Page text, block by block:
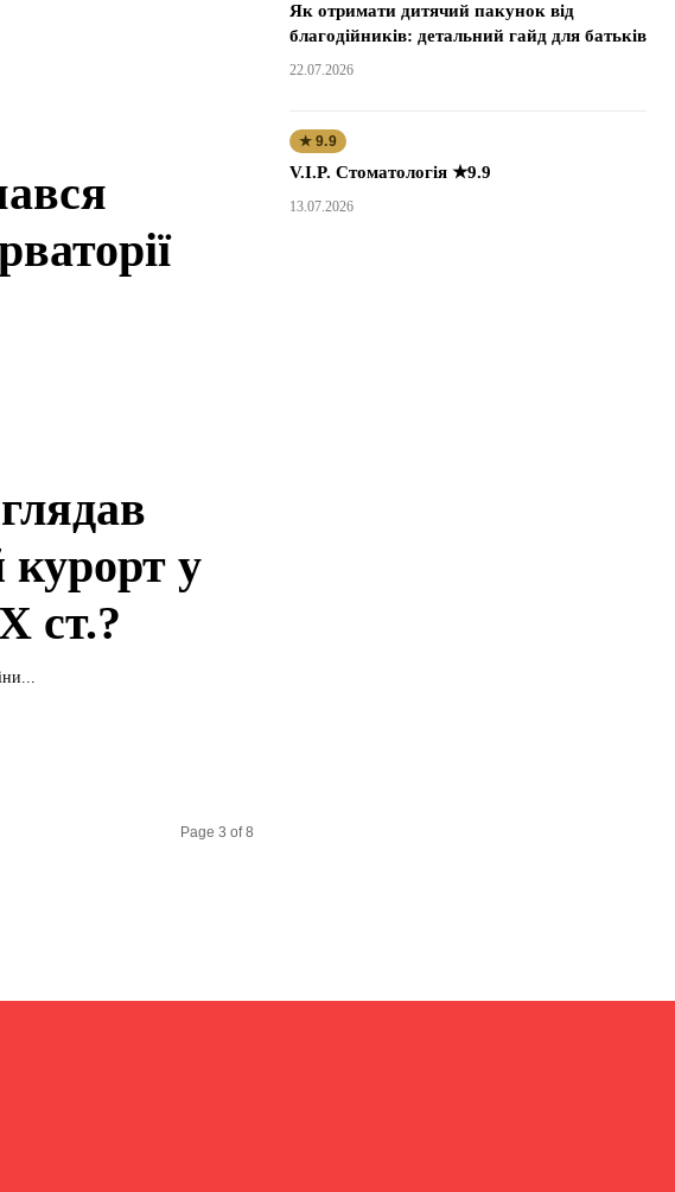
у
ст.?
Page 3 of 8
Як отримати дитячий пакунок від
благодійників: детальний гайд для батьків
22.07.2026
★ 9.9
V.I.P. Стоматологія ★9.9
13.07.2026